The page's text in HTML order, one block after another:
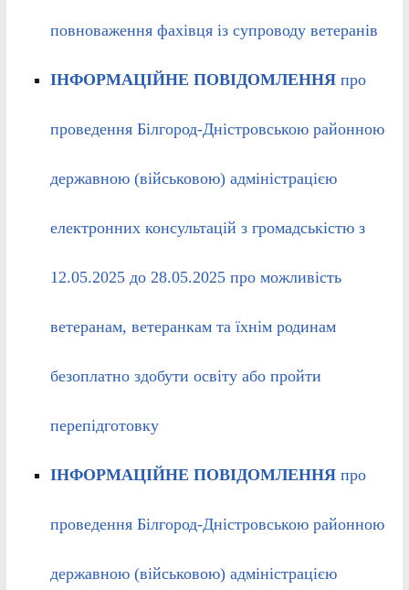
повноваження фахівця із супроводу ветеранів
ІНФОРМАЦІЙНЕ ПОВІДОМЛЕННЯпро
проведення Білгород-Дністровською районною
державною (військовою) адміністрацією
електронних консультацій з громадськістю з
12.05.2025 до 28.05.2025 про можливість
ветеранам, ветеранкам та їхнім родинам
безоплатно здобути освіту або пройти
перепідготовку
ІНФОРМАЦІЙНЕ ПОВІДОМЛЕННЯпро
проведення Білгород-Дністровською районною
державною (військовою) адміністрацією